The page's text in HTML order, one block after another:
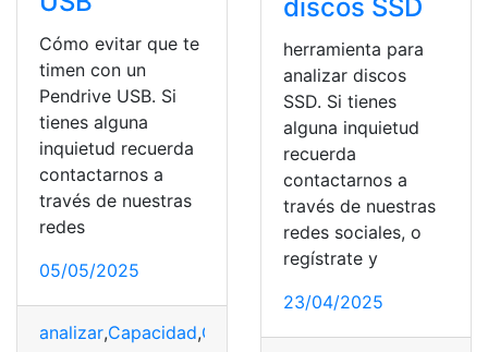
Cómo evitar que te
timen con un
Pendrive USB. Si
tienes alguna
inquietud recuerda
contactarnos a
través de nuestras
redes
05/05/2025
analizar,Capacidad,Comprar,Consejos,Evitar,Pendrive
discos SSD
herramienta para
analizar discos
SSD. Si tienes
alguna inquietud
recuerda
contactarnos a
través de nuestras
redes sociales, o
regístrate y
23/04/2025